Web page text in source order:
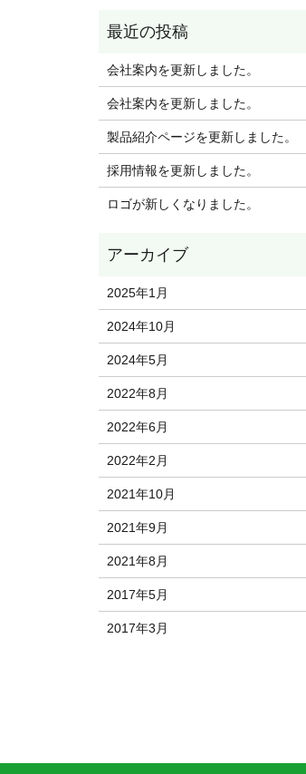
会社案内を更新しました。
会社案内を更新しました。
製品紹介ページを更新しました。
採用情報を更新しました。
ロゴが新しくなりました。
2025年1月
2024年10月
2024年5月
2022年8月
2022年6月
2022年2月
2021年10月
2021年9月
2021年8月
2017年5月
2017年3月